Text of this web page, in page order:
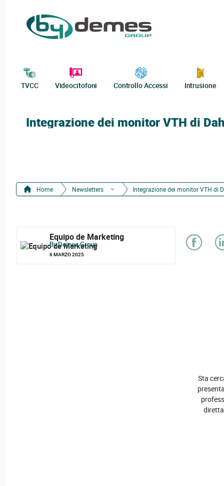
TVCC Videocitofoni Controllo Accessi Intrusione
Integrazione dei monitor VTH di
Home Newsletters
Equipo de Marketing
By Demes Group
6 MARZO 2025
Sta